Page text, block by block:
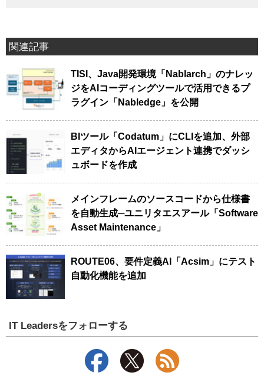
関連記事
TISI、Java開発環境「Nablarch」のナレッ
ジをAIコーディングツールで活用できるプ
ラグイン「Nabledge」を公開
BIツール「Codatum」にCLIを追加、外部
エディタからAIエージェント連携でダッシ
ュボードを作成
メインフレームのソースコードから仕様書
を自動生成─ユニリタエスアール「Software
Asset Maintenance」
ROUTE06、要件定義AI「Acsim」にテスト
自動化機能を追加
IT Leadersをフォローする